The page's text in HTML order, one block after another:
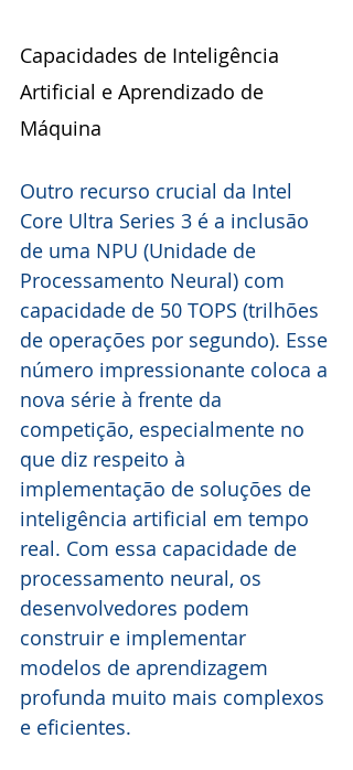
Capacidades de Inteligência
Artificial e Aprendizado de
Máquina
Outro recurso crucial da Intel
Core Ultra Series 3 é a inclusão
de uma NPU (Unidade de
Processamento Neural) com
capacidade de 50 TOPS (trilhões
de operações por segundo). Esse
número impressionante coloca a
nova série à frente da
competição, especialmente no
que diz respeito à
implementação de soluções de
inteligência artificial em tempo
real. Com essa capacidade de
processamento neural, os
desenvolvedores podem
construir e implementar
modelos de aprendizagem
profunda muito mais complexos
e eficientes.